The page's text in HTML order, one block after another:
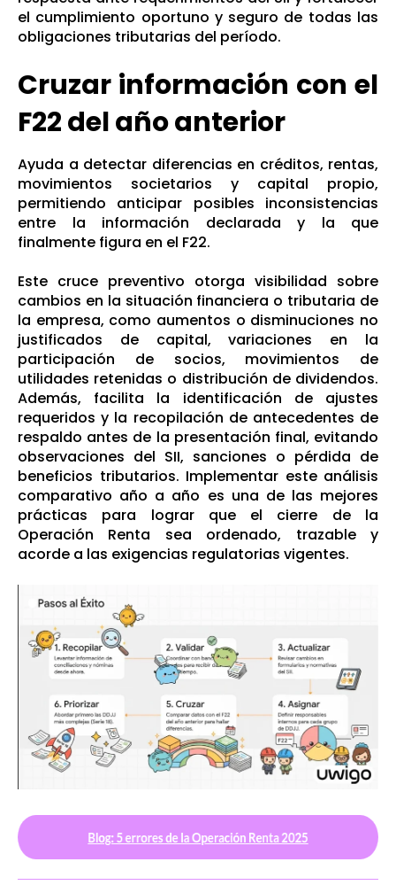
el cumplimiento oportuno y seguro de todas las
obligaciones tributarias del período.
Cruzar información con el
F22 del año anterior
Ayuda a detectar diferencias en créditos, rentas,
movimientos societarios y capital propio,
permitiendo anticipar posibles inconsistencias
entre la información declarada y la que
finalmente figura en el F22.
Este cruce preventivo otorga visibilidad sobre
cambios en la situación financiera o tributaria de
la empresa, como aumentos o disminuciones no
justificados de capital, variaciones en la
participación de socios, movimientos de
utilidades retenidas o distribución de dividendos.
Además, facilita la identificación de ajustes
requeridos y la recopilación de antecedentes de
respaldo antes de la presentación final, evitando
observaciones del SII, sanciones o pérdida de
beneficios tributarios. Implementar este análisis
comparativo año a año es una de las mejores
prácticas para lograr que el cierre de la
Operación Renta sea ordenado, trazable y
acorde a las exigencias regulatorias vigentes.